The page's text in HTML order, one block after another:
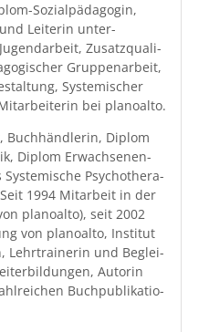
Sozialpäd­a­gogin,
Lei­t­erin unter­
Zusatzqual­i­
Grup­pe­nar­beit,
Sys­temis­ch­er
bei planoalto.
Buch­händ­lerin, Diplom
Diplom Erwach­se­nen­
Psy­chother­a­
1994 Mitar­beit in der
planoal­to), seit 2002
von planoal­to, Insti­tut
Lehrtrainer­in und Beglei­
Autorin
Buch­pub­lika­tio­